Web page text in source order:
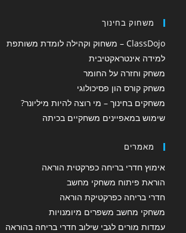
משחוק בחינוך
ClassDojo – משחוק וקהילה לומדת משותפת
למידה אינטראקטיבית
משחק וחזרה על החומר
משחק קורס הון פסיכולוגי
משחקים בחינוך – מי רוצה להיות מיליונר?
שימוש במאפיינים משחקיים בכיתה
מאמרים
אימוץ חדרי בריחה כפרקטית הוראה
הוראת פיתוח משחקי מחשב
חדרי בריחה כפרקטיקת הוראה
משחקי מחשב משפרים מיומנויות
עמדות מורים לגבי שילוב חדרי בריחה בהוראה